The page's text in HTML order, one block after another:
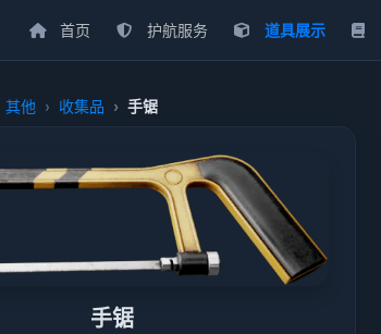
首页 护航服务 道具展示
其他 收集品 手锯
手锯